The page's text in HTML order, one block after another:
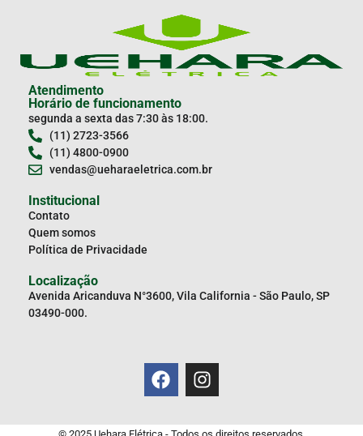
Atendimento
Horário de funcionamento
segunda a sexta das 7:30 às 18:00.
(11) 2723-3566
(11) 4800-0900
vendas@ueharaeletrica.com.br
Institucional
Contato
Quem somos
Política de Privacidade
Localização
Avenida Aricanduva N°3600, Vila California - São Paulo, SP
03490-000.